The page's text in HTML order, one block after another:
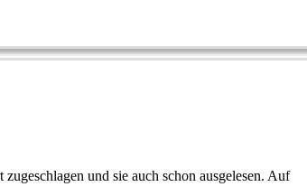
und sie auch schon ausgelesen. Auf